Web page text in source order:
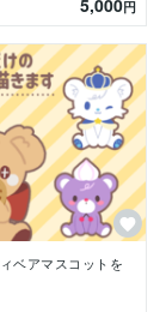
円
ベアマスコットを